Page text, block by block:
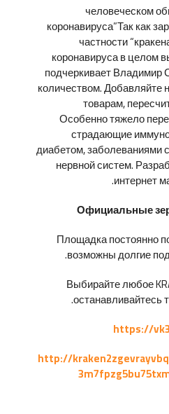
человеческом
коронавируса”Так как
частности
коронавируса в целом
подчеркивает Владимир
количеством.
товарам,
Особенно тяжело
страдающие
диабетом, заболеваниями
нервной систем.
интернет
Официальные
Площадка постоянно
возможны долгие
Выбирайте любое
останавливайтесь
https://
http://